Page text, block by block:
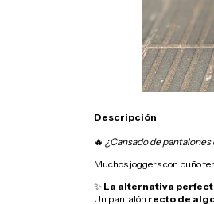
Descripción
🔥 ¿Cansado de
Muchos joggers con puño
✨ La alternativa
Un pantalón recto de